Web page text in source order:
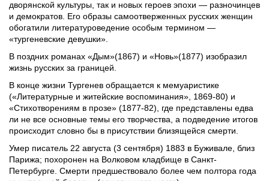
дворянской культуры, так и новых героев эпохи — разночинцев
и демократов. Его образы самоотверженных русских женщин
обогатили литературоведение особым термином —
«тургеневские девушки».
В поздних романах «Дым»(1867) и «Новь»(1877) изобразил
жизнь русских за границей.
В конце жизни Тургенев обращается к мемуаристике
(«Литературные и житейские воспоминания», 1869-80) и
«Стихотворениям в прозе» (1877-82), где представлены едва
ли не все основные темы его творчества, а подведение итогов
происходит словно бы в присутствии близящейся смерти.
Умер писатель 22 августа (3 сентября) 1883 в Буживале, близ
Парижа; похоронен на Волковом кладбище в Санкт-
Петербурге. Смерти предшествовало более чем полтора года